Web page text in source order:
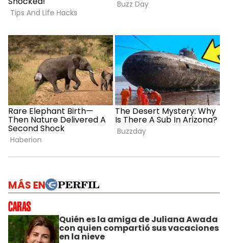
MÁS EN
Quién es la amiga de Juliana Awada
con quien compartió sus vacaciones
en la nieve